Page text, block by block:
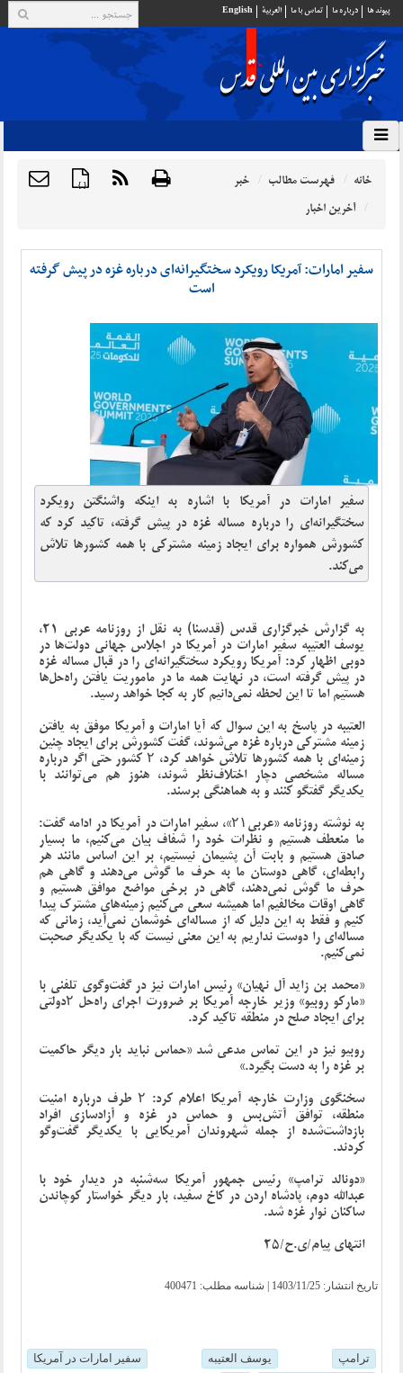
پيوند ها درباره ما تماس با ما العربية English
{ } خانه فهرست مطالب
خبر
آخرین اخبار
سفیر امارات: آمریکا رویکرد سختگیرانه‌ای درباره غزه در پیش گرفته
است
سفیر امارات در آمریکا با اشاره به اینکه واشنگتن رویکرد
سختگیرانه‌ای را درباره مساله غزه در پیش گرفته، تاکید کرد که
کشورش همواره برای ایجاد زمینه مشترکی با همه کشورها تلاش
می‌کند.
به گزارش خبرگزاری قدس (قدسنا) به نقل از روزنامه عربی 21،
یوسف العتیبه سفیر امارات در آمریکا در اجلاس جهانی دولت‌ها در
دوبی اظهار کرد: آمریکا رویکرد سختگیرانه‌ای را در قبال مساله غزه
در پیش گرفته است، در نهایت همه ما در ماموریت یافتن راه‌حل‌ها
هستیم اما تا این لحظه نمی‌دانیم کار به کجا خواهد رسید.
العتیبه در پاسخ به این سوال که آیا امارات و آمریکا موفق به یافتن
زمینه مشترکی درباره غزه می‌شوند، گفت کشورش برای ایجاد چنین
زمینه‌ای با همه کشورها تلاش خواهد کرد، ۲ کشور حتی اگر درباره
مساله مشخصی دچار اختلاف‌نظر شوند، هنوز هم می‌توانند با
یکدیگر گفتگو کنند و به هماهنگی برسند.
به نوشته روزنامه «عربی۲۱»، سفیر امارات در آمریکا در ادامه گفت:
ما منعطف هستیم و نظرات خود را شفاف بیان می‌کنیم، ما بسیار
صادق هستیم و بابت آن پشیمان نیستیم، بر این اساس مانند هر
رابطه‌ای، گاهی دوستان ما به حرف ما گوش می‌دهند و گاهی هم
حرف ما گوش نمی‌دهند، گاهی در برخی مواضع موافق هستیم و
گاهی اوقات مخالفیم اما همیشه سعی می‌کنیم زمینه‌های مشترک پیدا
کنیم و فقط به این دلیل که از مساله‌ای خوشمان نمی‌آید، زمانی که
مساله‌ای را دوست نداریم به این معنی نیست که با یکدیگر صحبت
نمی‌کنیم.
«محمد بن زاید آل نهیان» رئیس امارات نیز در گفت‌وگوی تلفنی با
«مارکو روبیو» وزیر خارجه آمریکا بر ضرورت اجرای راه‌حل ۲دولتی
برای ایجاد صلح در منطقه تاکید کرد.
روبیو نیز در این تماس مدعی شد «حماس نباید بار دیگر حاکمیت
بر غزه را به دست بگیرد.»
سخنگوی وزارت خارجه آمریکا اعلام کرد: ۲ طرف درباره امنیت
منطقه، توافق آتش‌بس و حماس در غزه و آزادسازی افراد
بازداشت‌شده از جمله شهروندان آمریکایی با یکدیگر گفت‌وگو
کردند.
«دونالد ترامپ» رئیس جمهور آمریکا سه‌شنبه در دیدار خود با
عبدالله دوم، پادشاه اردن در کاخ سفید، بار دیگر خواستار کوچاندن
ساکنان نوار غزه شد.
انتهای پیام/ی.ح/25
تاریخ انتشار: 1403/11/25 | شناسه مطلب: 400471
ترامپ یوسف العتیبه
سفیر امارات در آمریکا